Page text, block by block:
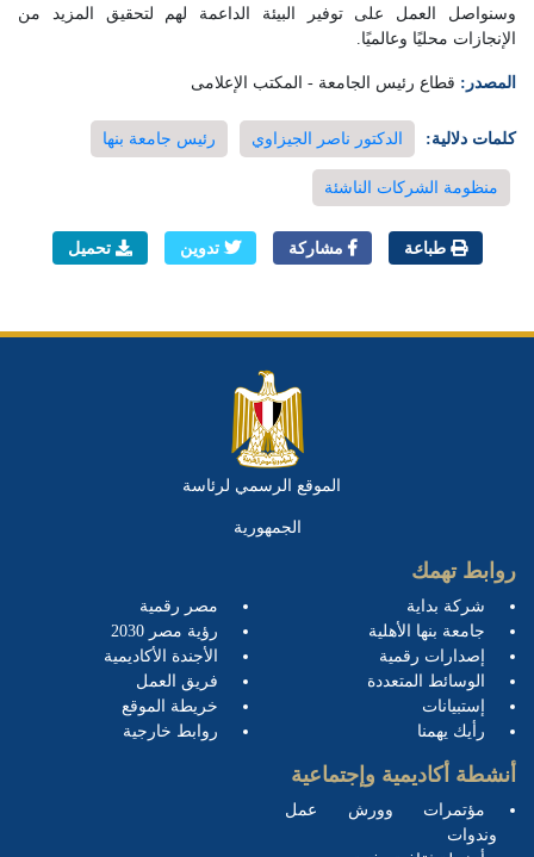
وسنواصل العمل على توفير البيئة الداعمة لهم لتحقيق المزيد من
الإنجازات محليًا وعالميًا.
المصدر: قطاع رئيس الجامعة - المكتب الإعلامى
كلمات دلالية: الدكتور ناصر الجيزاوي رئيس جامعة بنها
منظومة الشركات الناشئة
طباعة مشاركة تدوين تحميل
الموقع الرسمي لرئاسة
الجمهورية
روابط تهمك
شركة بداية
جامعة بنها الأهلية
إصدارات رقمية
الوسائط المتعددة
إستبيانات
رأيك يهمنا
مصر رقمية
رؤية مصر 2030
الأجندة الأكاديمية
فريق العمل
خريطة الموقع
روابط خارجية
أنشطة أكاديمية وإجتماعية
مؤتمرات وورش عمل
وندوات